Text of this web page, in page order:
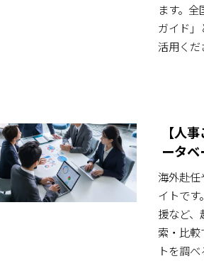
ます。
ガイド
活用くだ
【人
ータベ
海外赴任
イトで
援など
索・比
トを調